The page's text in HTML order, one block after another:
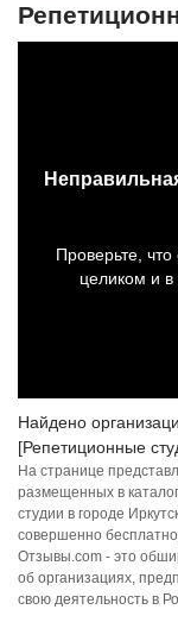
Найдено
[Репетиционные
На странице
размещенных в
студии в городе
совершенно
Отзывы.com - это
об организациях,
свою деятельность в